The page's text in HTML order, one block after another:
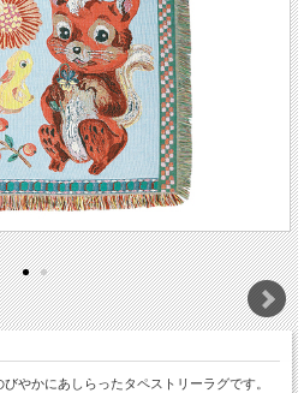
やかにあしらったタペストリーラグです。